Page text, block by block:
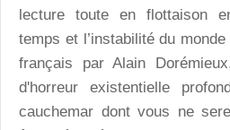
lecture toute en flottaison
temps et l’instabilité du
français par Alain
d'horreur existentielle
cauchemar dont vous ne